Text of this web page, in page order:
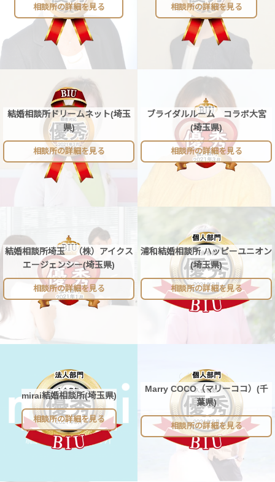
相談所の詳細を見る 相談所の詳細を見る
結婚相談所ドリームネット(埼玉
県)
相談所の詳細を見る
ブライダルルーム コラボ大宮
(埼玉県)
相談所の詳細を見る
結婚相談所埼玉 （株）アイクス
エージェンシー(埼玉県)
相談所の詳細を見る
浦和結婚相談所 ハッピーユニオン
(埼玉県)
相談所の詳細を見る
mirai結婚相談所(埼玉県)
相談所の詳細を見る
Marry COCO（マリーココ）(千
葉県)
相談所の詳細を見る